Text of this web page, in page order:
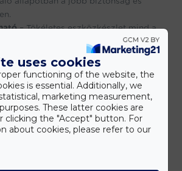
– Tökéletes eszközkészlet mind a
a szakemberek számára, egyértelmű
a zökkenőmentes légtelenítéshez.
– A tartós tároló dobozban
tárolhatsz, készen állva a használatra
– Tartós és hatékony
jó befektetés minden kerékpáros
számára!
uses cookies
functioning of the website, the
is essential. Additionally, we
marketing measurement,
These latter cookies are
clicking the "Accept" button. For
about cookies, please refer to our